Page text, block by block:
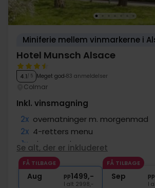
Find billige hoteller tæt på Colmar hos
og tag hele familien med på en
vinterferie eller efterårsferie i Frankrig.
Miniferie mellem vinmarkerne i
Hotel Munsch Alsace
4.1/ 5 Meget god 83 anmeldelser
Colmar
Inkl. vinsmagning
2x overnatninger m. morgenmad
2x 4-retters menu
1x vinsmagning
2x Adgang til wellnessafdeling
∞ Gratis parkering og internet
Se alt, der er inkluderet
FÅ TILBAGE
Aug pp1499,-
I alt 2998,-
FÅ TILBAGE
Sep pp
I